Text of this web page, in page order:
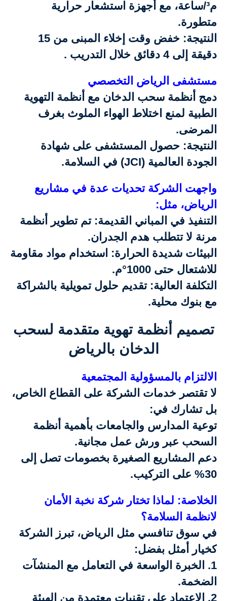
م³/ساعة، مع أجهزة استشعار حرارية
متطورة.
النتيجة: خفض وقت إخلاء المبنى من 15
دقيقة إلى 4 دقائق خلال التدريب .
مستشفى الرياض التخصصي
دمج أنظمة سحب الدخان مع أنظمة التهوية
الطبية لمنع اختلاط الهواء الملوث بغرف
المرضى.
النتيجة: حصول المستشفى على شهادة
الجودة العالمية (JCI) في السلامة.
واجهت الشركة تحديات عدة في مشاريع
الرياض، مثل:
التنفيذ في المباني القديمة: تم تطوير أنظمة
مرنة لا تتطلب هدم الجدران.
البيئات شديدة الحرارة: استخدام مواد مقاومة
للاشتعال حتى 1000°م.
التكلفة العالية: تقديم حلول تمويلية بالشراكة
مع بنوك محلية.
تصميم أنظمة تهوية متقدمة لسحب
الدخان بالرياض
الالتزام بالمسؤولية المجتمعية
لا تقتصر خدمات الشركة على القطاع الخاص،
بل تشارك في:
توعية المدارس والجامعات بأهمية أنظمة
السحب عبر ورش عمل مجانية.
دعم المشاريع الصغيرة بخصومات تصل إلى
30% على التركيب.
الخلاصة: لماذا تختار شركة نخبة الأمان
لانظمة السلامة؟
في سوق تنافسي مثل الرياض، تبرز الشركة
كخيار أمثل بفضل:
1. الخبرة الواسعة في التعامل مع المنشآت
الضخمة.
2. الاعتماد على تقنيات معتمدة من الهيئة